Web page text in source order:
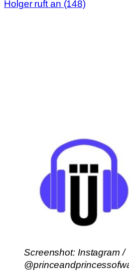
Holger ruft an (148)
Screenshot: Instagram /